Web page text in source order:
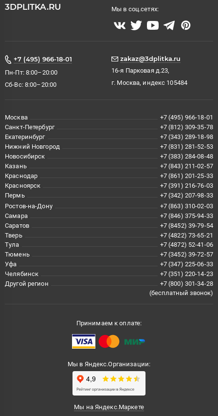
3DPLITKA.RU Мы в соц.сетях:
+7 (495) 966-18-01
Пн-Пт: 8:00–20:00
Сб-Вс: 8:00–20:00
zakaz@3dplitka.ru
16-я Парковая д.23,
г. Москва, индекс 105484
Москва
+7 (495) 966-18-01
Санкт-Петербург
+7 (812) 309-35-78
Екатеринбург
+7 (343) 289-18-98
Нижний Новгород
+7 (831) 281-52-53
Новосибирск
+7 (383) 284-08-48
Казань
+7 (843) 211-02-57
Краснодар
+7 (861) 201-25-33
Красноярск
+7 (391) 216-76-03
Пермь
+7 (342) 207-98-33
Ростов-на-Дону
+7 (863) 310-02-03
Самара
+7 (846) 375-94-33
Саратов
+7 (8452) 39-79-54
Тверь
+7 (4822) 73-65-21
Тула
+7 (4872) 52-41-06
Тюмень
+7 (3452) 39-72-57
Уфа
+7 (347) 225-06-33
Челябинск
+7 (351) 220-14-23
Другой регион
+7 (800) 301-34-28
(бесплатный звонок)
Принимаем к оплате:
Мы в Яндекс.Организации:
Мы на Яндекс.Маркете